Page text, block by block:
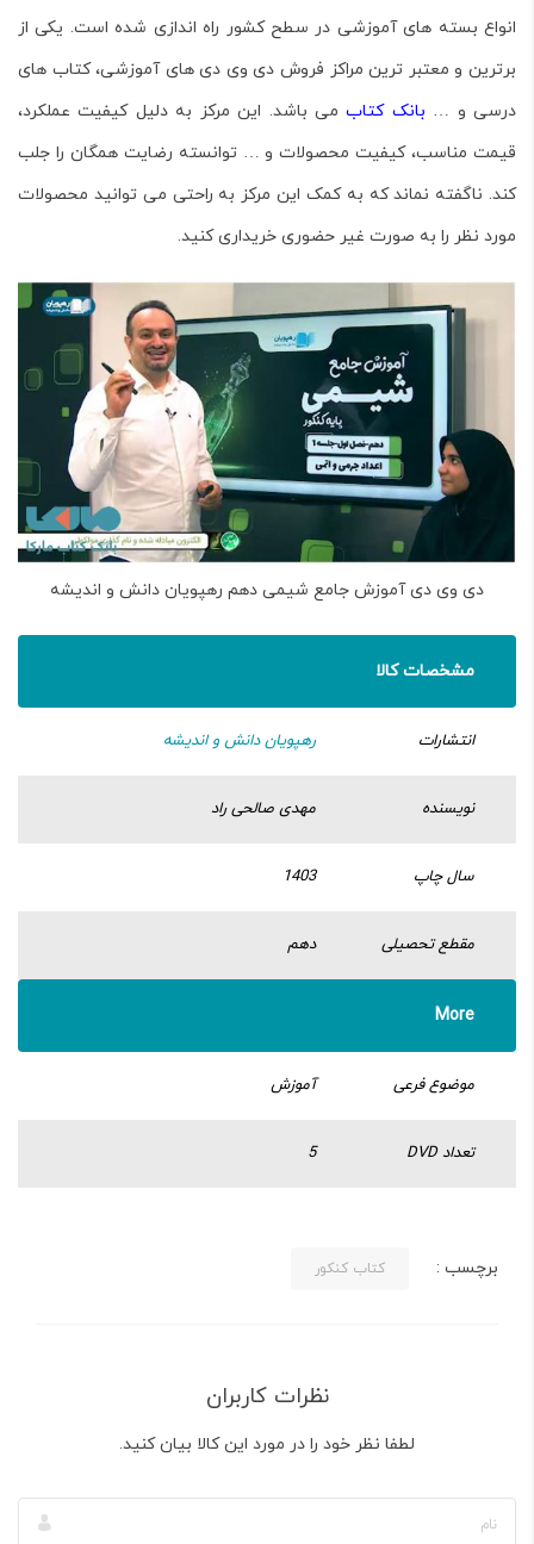
انواع بسته های آموزشی در سطح کشور راه اندازی شده است. یکی از
برترین و معتبر ترین مراکز فروش دی وی دی های آموزشی، کتاب های
درسی و … بانک کتابمی باشد. این مرکز به دلیل کیفیت عملکرد،
قیمت مناسب، کیفیت محصولات و … توانسته رضایت همگان را جلب
کند. ناگفته نماند که به کمک این مرکز به راحتی می توانید محصولات
مورد نظر را به صورت غیر حضوری خریداری کنید.
دی وی دی آموزش جامع شیمی دهم رهپویان دانش و اندیشه
مشخصات کالا
انتشارات رهپویان دانش و اندیشه
نویسنده مهدی صالحی راد
سال چاپ 1403
مقطع تحصیلی دهم
More
موضوع فرعی آموزش
تعداد DVD 5
برچسب : کتاب کنکور
نظرات کاربران
لطفا نظر خود را در مورد این کالا بیان کنید.